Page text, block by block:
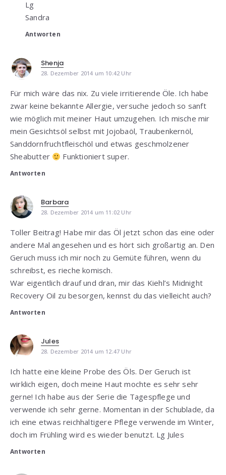
Lg
Sandra
Antworten
Shenja
28. Dezember 2014 um 10:42 Uhr
Für mich wäre das nix. Zu viele irritierende Öle. Ich habe
zwar keine bekannte Allergie, versuche jedoch so sanft
wie möglich mit meiner Haut umzugehen. Ich mische mir
mein Gesichtsöl selbst mit Jojobaöl, Traubenkernöl,
Sanddornfruchtfleischöl und etwas geschmolzener
Sheabutter
Funktioniert super.
Antworten
Barbara
28. Dezember 2014 um 11:02 Uhr
Toller Beitrag! Habe mir das Öl jetzt schon das eine oder
andere Mal angesehen und es hört sich großartig an. Den
Geruch muss ich mir noch zu Gemüte führen, wenn du
schreibst, es rieche komisch.
War eigentlich drauf und dran, mir das Kiehl’s Midnight
Recovery Oil zu besorgen, kennst du das vielleicht auch?
Antworten
Jules
28. Dezember 2014 um 12:47 Uhr
Ich hatte eine kleine Probe des Öls. Der Geruch ist
wirklich eigen, doch meine Haut mochte es sehr sehr
gerne! Ich habe aus der Serie die Tagespflege und
verwende ich sehr gerne. Momentan in der Schublade, da
ich eine etwas reichhaltigere Pflege verwende im Winter,
doch im Frühling wird es wieder benutzt. Lg Jules
Antworten